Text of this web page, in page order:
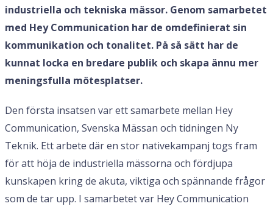
industriella och tekniska mässor. Genom samarbetet
med Hey Communication har de omdefinierat sin
kommunikation och tonalitet. På så sätt har de
kunnat locka en bredare publik och skapa ännu mer
meningsfulla mötesplatser.
Den första insatsen var ett samarbete mellan Hey
Communication, Svenska Mässan och tidningen Ny
Teknik. Ett arbete där en stor nativekampanj togs fram
för att höja de industriella mässorna och fördjupa
kunskapen kring de akuta, viktiga och spännande frågor
som de tar upp. I samarbetet var Hey Communication